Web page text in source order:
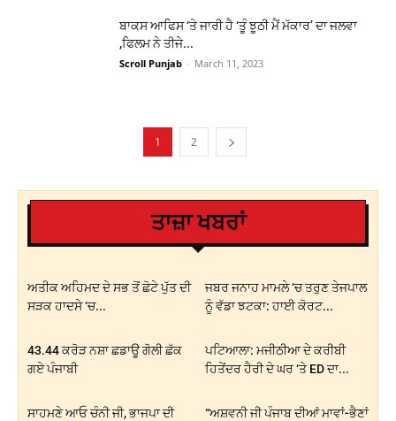
ਬਾਕਸ ਆਫਿਸ ‘ਤੇ ਜਾਰੀ ਹੈ ‘ਤੂੰ ਝੂਠੀ ਮੈਂ ਮੱਕਾਰ’ ਦਾ ਜਲਵਾ
,ਫਿਲਮ ਨੇ ਤੀਜੇ...
Scroll Punjab - March 11, 2023
1 2
ਤਾਜ਼ਾ ਖਬਰਾਂ
ਅਤੀਕ ਅਹਿਮਦ ਦੇ ਸਭ ਤੋਂ ਛੋਟੇ ਪੁੱਤ ਦੀ
ਸੜਕ ਹਾਦਸੇ ‘ਚ...
ਜਬਰ ਜਨਾਹ ਮਾਮਲੇ ‘ਚ ਤਰੁਣ ਤੇਜਪਾਲ
ਨੂੰ ਵੱਡਾ ਝਟਕਾ: ਹਾਈ ਕੋਰਟ...
43.44 ਕਰੋੜ ਨਸ਼ਾ ਛਡਾਊ ਗੋਲੀ ਛੱਕ
ਗਏ ਪੰਜਾਬੀ
ਪਟਿਆਲਾ: ਮਜੀਠੀਆ ਦੇ ਕਰੀਬੀ
ਹਿਤੇਂਦਰ ਹੈਰੀ ਦੇ ਘਰ ‘ਤੇ ED ਦਾ...
ਸਾਹਮਣੇ ਆਓ ਚੰਨੀ ਜੀ, ਭਾਜਪਾ ਦੀ
“ਅਸ਼ਵਨੀ ਜੀ ਪੰਜਾਬ ਦੀਆਂ ਮਾਵਾਂ-ਭੈਣਾਂ